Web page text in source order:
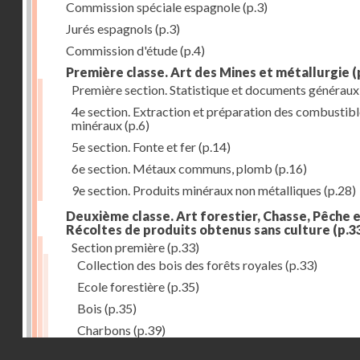
Commission spéciale espagnole(p.3)
Jurés espagnols (p.3)
Commission d'étude(p.4)
Première classe. Art des Mines et métallurgie
Première section. Statistique et documents généraux
4e section. Extraction et préparation des
minéraux(p.6)
5e section. Fonte et fer(p.14)
6e section. Métaux communs, plomb (p.16)
9e section. Produits minéraux non métalliques (p.28)
Deuxième classe. Art forestier, Chasse, Pêche
Récoltes de produits obtenus sans culture
Section première(p.33)
Collection des bois des forêts royales (p.33)
Ecole forestière(p.35)
Bois (p.35)
Charbons (p.39)